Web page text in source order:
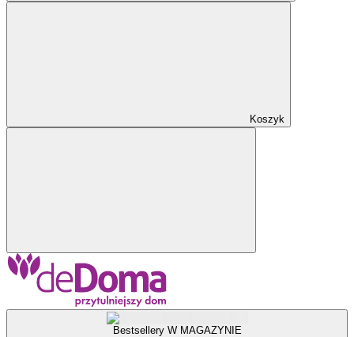
Koszyk
Bestsellery W MAGAZYNIE